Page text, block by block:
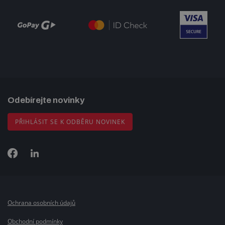
Odebírejte novinky
PŘIHLÁSIT SE K ODBĚRU NOVINEK
Ochrana osobních údajů
Obchodní podmínky